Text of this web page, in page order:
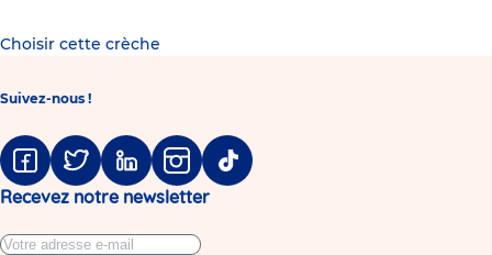
Choisir cette crèche
Suivez-nous !
FacebookTwitter LinkedinInstagramTiktok
Recevez notre newsletter